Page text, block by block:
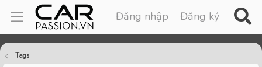
Đăng nhập Đăng ký
Tags